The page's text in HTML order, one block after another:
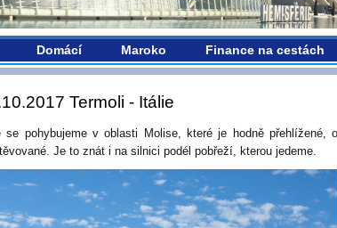
Domácí Maroko Finance na cestách
Termoli - Itálie
se pohybujeme v oblasti Molise, které je hodně přehlížené,
Je to znát i na silnici podél pobřeží, kterou jedeme.